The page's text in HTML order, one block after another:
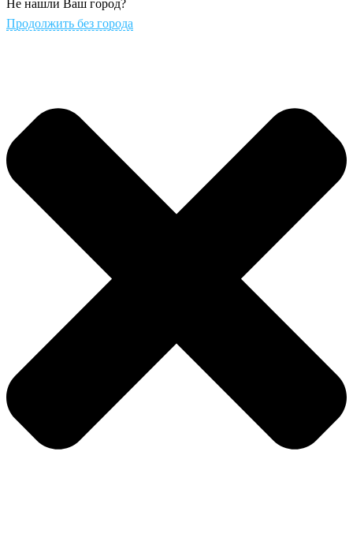
Не нашли Ваш город?
Продолжить без города